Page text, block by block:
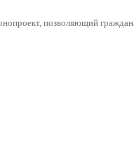
позволяющий